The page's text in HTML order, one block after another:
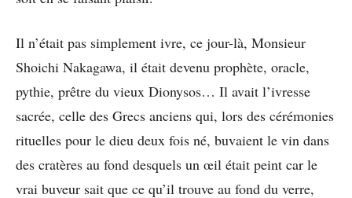
Il n’était pas simplement ivre, ce jour-là, Monsieur
Shoichi Nakagawa, il était devenu prophète, oracle,
pythie, prêtre du vieux Dionysos… Il avait l’ivresse
sacrée, celle des Grecs anciens qui, lors des cérémonies
rituelles pour le dieu deux fois né, buvaient le vin dans
des cratères au fond desquels un œil était peint car le
vrai buveur sait que ce qu’il trouve au fond du verre,